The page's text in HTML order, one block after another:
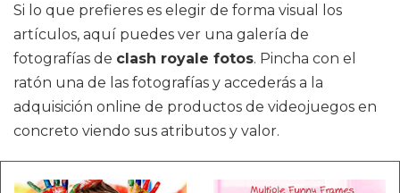
Si lo que prefieres es elegir de forma visual los
artículos, aquí puedes ver una galería de
fotografías de clash royale fotos. Pincha con el
ratón una de las fotografías y accederás a la
adquisición online de productos de videojuegos en
concreto viendo sus atributos y valor.